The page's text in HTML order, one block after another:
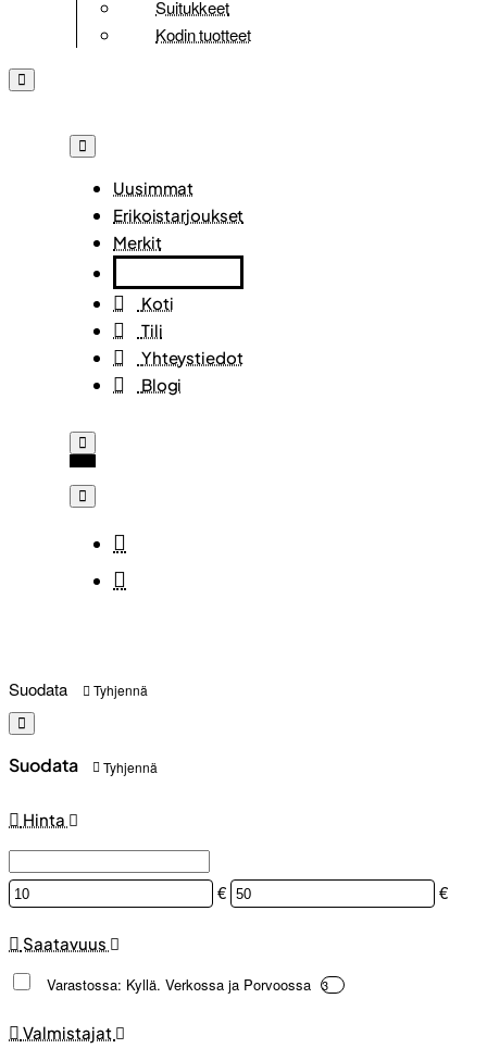
Suitukkeet
Kodin tuotteet
Uusimmat
Erikoistarjoukset
Merkit
Koti
Tili
Yhteystiedot
Blogi
Suodata Tyhjennä
Suodata Tyhjennä
Hinta
€ €
Saatavuus
Varastossa: Kyllä. Verkossa ja Porvoossa
3
Valmistajat